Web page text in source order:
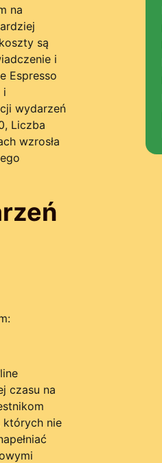
na
są
i
Espresso
i
wydarzeń
Liczba
wzrosła
czasu na
których nie